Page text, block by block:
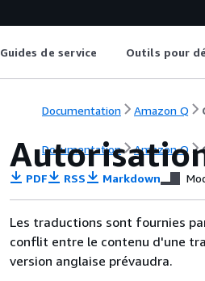
Guides de service Outils pour
Documentation Amazon Q
Documentation Amazon Q
PDF RSS Markdown
Les traductions sont fournies
conflit entre le contenu d'une
version anglaise prévaudra.